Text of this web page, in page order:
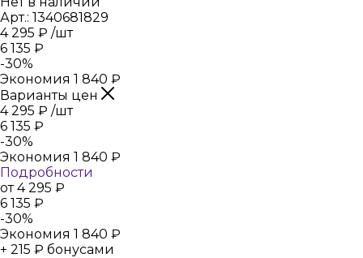
Арт.: 1340681829
4 295 ₽ /шт
6 135 ₽
-30%
Экономия 1 840 ₽
Варианты цен
4 295 ₽ /шт
6 135 ₽
-30%
Экономия 1 840 ₽
Подробности
от4 295 ₽
6 135 ₽
-30%
Экономия 1 840 ₽
+ 215 ₽ бонусами